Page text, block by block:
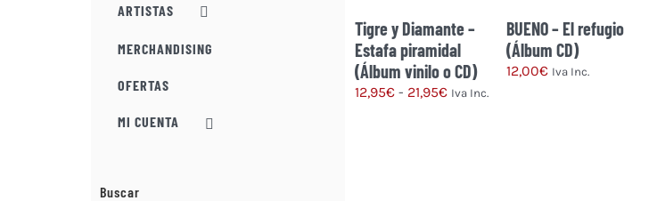
Tigre y Diamante –
Estafa piramidal
(Álbum vinilo o CD)
12,95€ - 21,95€Rango
Iva Inc.
BUENO – El refugio
(Álbum CD)
12,00€ Iva Inc.
ARTISTAS
MERCHANDISING
OFERTAS
MI CUENTA
Buscar